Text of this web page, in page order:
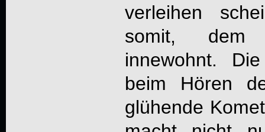
verleihen
somit, dem
innewohnt.
beim Hören
glühende